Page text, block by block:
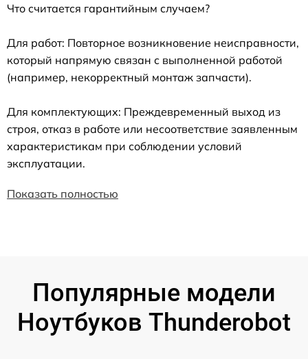
Что считается гарантийным случаем?
Для работ: Повторное возникновение неисправности,
который напрямую связан с выполненной работой
(например, некорректный монтаж запчасти).
Для комплектующих: Преждевременный выход из
строя, отказ в работе или несоответствие заявленным
характеристикам при соблюдении условий
эксплуатации.
Показать полностью
Популярные модели
Ноутбуков Thunderobot